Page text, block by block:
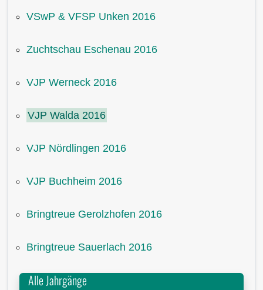
VSwP & VFSP Unken 2016
Zuchtschau Eschenau 2016
VJP Werneck 2016
VJP Walda 2016
VJP Nördlingen 2016
VJP Buchheim 2016
Bringtreue Gerolzhofen 2016
Bringtreue Sauerlach 2016
Alle Jahrgänge